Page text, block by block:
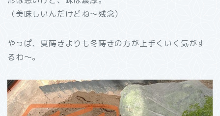
（美味しいんだけどね～残念）
やっぱ、夏蒔きよりも冬蒔きの方が上手くいく気がす
るわ～。